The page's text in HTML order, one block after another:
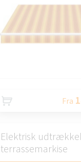
Fra
Elektrisk
terrassemarkise